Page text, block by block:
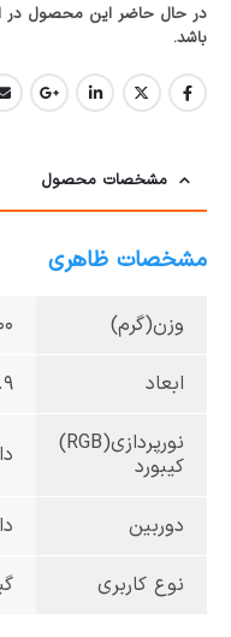
در حال حاضر این محصول در
باشد.
مشخصات محصول
مشخصات ظاهری
وزن(گرم)
ابعاد
نورپردازی(RGB)
کیبورد
دوربین
نوع کاربری